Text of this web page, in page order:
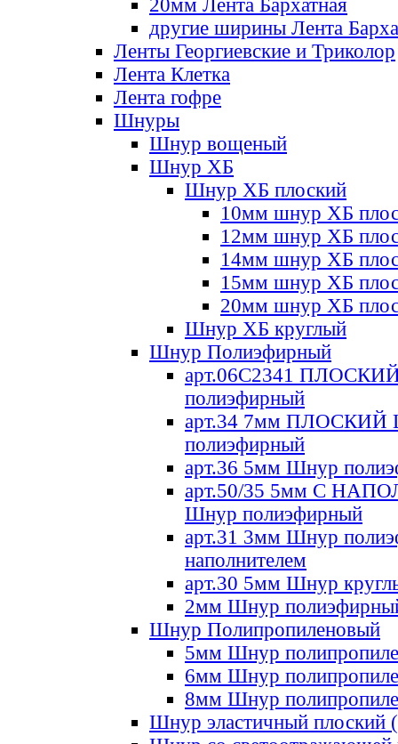
20мм Лента Бархатная
другие ширины Лента
Ленты Георгиевские и Триколор
Лента Клетка
Лента гофре
Шнуры
Шнур вощеный
Шнур ХБ
Шнур ХБ плоский
10мм шнур ХБ
12мм шнур ХБ
14мм шнур ХБ
15мм шнур ХБ
20мм шнур ХБ
Шнур ХБ круглый
Шнур Полиэфирный
арт.06С2341
полиэфирный
арт.34 7мм ПЛОСКИЙ
полиэфирный
арт.36 5мм Шнур
арт.50/35 5мм С
Шнур полиэфирный
арт.31 3мм Шнур
наполнителем
арт.30 5мм Шнур
2мм Шнур
Шнур Полипропиленовый
5мм Шнур
6мм Шнур
8мм Шнур
Шнур эластичный плоский